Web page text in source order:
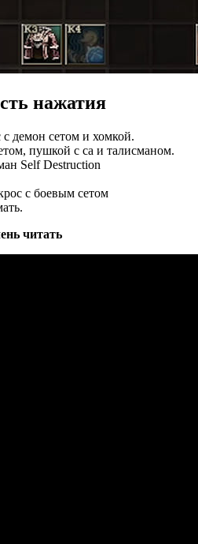
нажатия
демон сетом и хомкой.
пушкой с са и талисманом.
Self Destruction
с боевым сетом
читать